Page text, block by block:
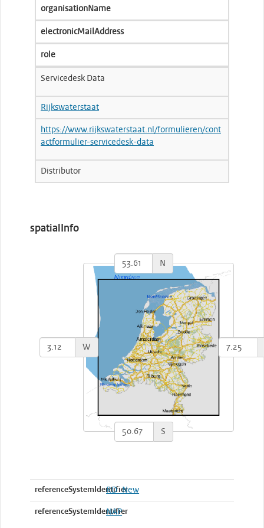
organisationName
electronicMailAddress
role
Servicedesk Data
Rijkswaterstaat
https://www.rijkswaterstaat.nl/formulieren/cont
actformulier-servicedesk-data
Distributor
spatialInfo
N
S
W
referenceSystemIdentifier
RD_New
referenceSystemIdentifier
NAP